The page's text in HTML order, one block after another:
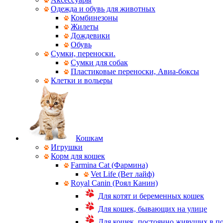
Одежда и обувь для животных
Комбинезоны
Жилеты
Дождевики
Обувь
Сумки, переноски.
Сумки для собак
Пластиковые переноски, Авиа-боксы
Клетки и вольеры
Кошкам
Игрушки
Корм для кошек
Farmina Cat (Фармина)
Vet Life (Вет лайф)
Royal Canin (Роял Канин)
Для котят и беременных кошек
Для кошек, бывающих на улице